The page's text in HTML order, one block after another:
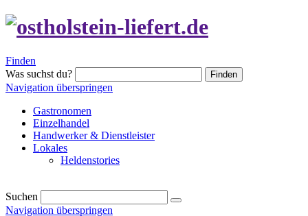
Finden
Was suchst du?
Finden
Navigation überspringen
Gastronomen
Einzelhandel
Handwerker & Dienstleister
Lokales
Heldenstories
Suchen
Navigation überspringen